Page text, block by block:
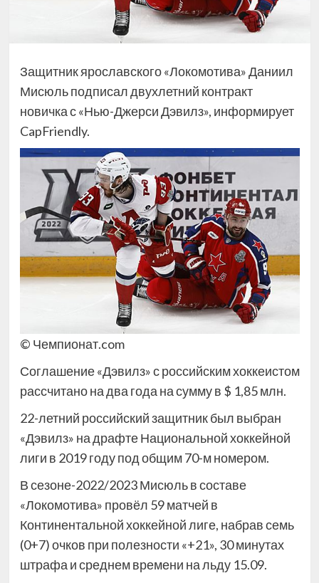
Защитник ярославского «Локомотива» Даниил
Мисюль подписал двухлетний контракт
новичка с «Нью-Джерси Дэвилз», информирует
CapFriendly.
© Чемпионат.com
Соглашение «Дэвилз» с российским хоккеистом
рассчитано на два года на сумму в $ 1,85 млн.
22-летний российский защитник был выбран
«Дэвилз» на драфте Национальной хоккейной
лиги в 2019 году под общим 70-м номером.
В сезоне-2022/2023 Мисюль в составе
«Локомотива» провёл 59 матчей в
Континентальной хоккейной лиге, набрав семь
(0+7) очков при полезности «+21», 30 минутах
штрафа и среднем времени на льду 15.09.